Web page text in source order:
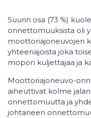
Suurin osa (73 %)
onnettomuuksista oli
moottoriajoneuvojen
yhteenajoista joka
mopon kuljettajaa ja
Moottoriajoneuvo-
aiheuttivat kolme
onnettomuutta ja
johtaneen